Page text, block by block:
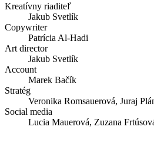
Kreatívny riaditeľ
Jakub Svetlík
Copywriter
Patrícia Al-Hadi
Art director
Jakub Svetlík
Account
Marek Bačík
Stratég
Veronika Romsauerová, Juraj
Social media
Lucia Mauerová, Zuzana